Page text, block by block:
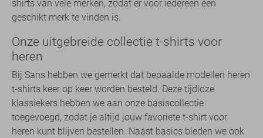
shirts van vele merken, zodat er voor iedereen een
geschikt merk te vinden is.
Onze uitgebreide collectie t-shirts voor
heren
Bij Sans hebben we gemerkt dat bepaalde modellen heren
t-shirts keer op keer worden besteld. Deze tijdloze
klassiekers hebben we aan onze basiscollectie
toegevoegd, zodat je altijd jouw favoriete t-shirt voor
heren kunt blijven bestellen. Naast basics bieden we ook